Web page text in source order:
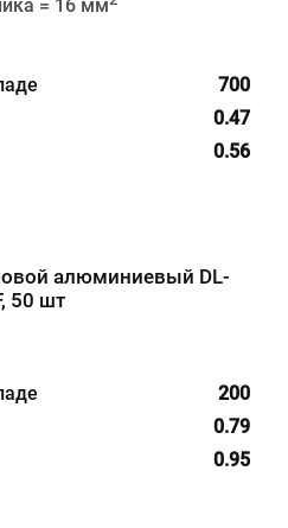
= 16 мм
700
0.47
0.56
алюминиевый DL-
50 шт
200
0.79
0.95